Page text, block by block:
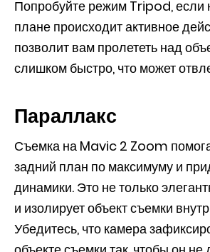
Попробуйте режим Tripod, если
плане происходит активное
позволит вам пролететь над
слишком быстро, что может
Параллакс
Съемка на Mavic 2 Zoom
задний план по максимуму и
динамики. Это не только
и изолирует объект съемки
Убедитесь, что камера